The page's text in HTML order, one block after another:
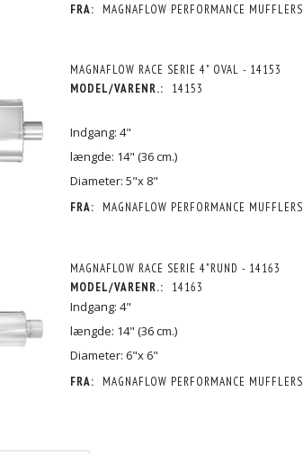
FRA: MAGNAFLOW PERFORMANCE MUFFLERS
MAGNAFLOW RACE SERIE 4" OVAL - 14153
MODEL/VARENR.:
14153
Indgang: 4"
længde: 14" (36 cm.)
Diameter: 5"x 8"
FRA: MAGNAFLOW PERFORMANCE MUFFLERS
MAGNAFLOW RACE SERIE 4"RUND - 14163
MODEL/VARENR.:
14163
Indgang: 4"
længde: 14" (36 cm.)
Diameter: 6"x 6"
FRA: MAGNAFLOW PERFORMANCE MUFFLERS